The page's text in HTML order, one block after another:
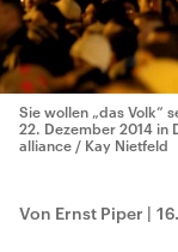
Sie wollen „das Volk“
22. Dezember 2014 in
alliance / Kay Nietfeld
Von Ernst Piper |